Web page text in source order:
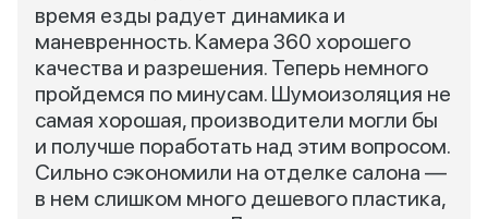
время езды радует динамика и
маневренность. Камера 360 хорошего
качества и разрешения. Теперь немного
пройдемся по минусам. Шумоизоляция не
самая хорошая, производители могли бы
и получше поработать над этим вопросом.
Сильно сэкономили на отделке салона —
в нем слишком много дешевого пластика,